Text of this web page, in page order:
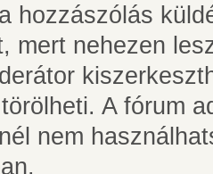
hozzászólás
mert nehezen
A fórum
nem